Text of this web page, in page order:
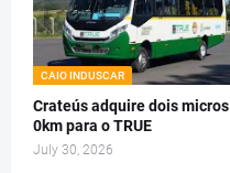
CAIO INDUSCAR
Crateús adquire dois micros
0km para o TRUE
July 30, 2026